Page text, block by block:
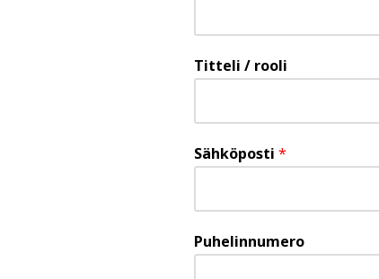
Titteli / rooli
Sähköposti*
Puhelinnumero